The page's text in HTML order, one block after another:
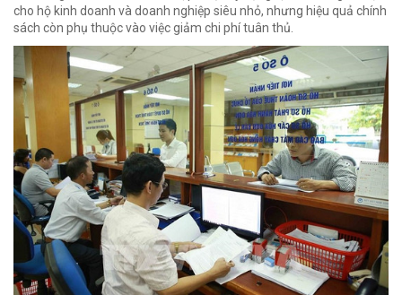
cho hộ kinh doanh và doanh nghiệp siêu nhỏ, nhưng hiệu quả chính
sách còn phụ thuộc vào việc giảm chi phí tuân thủ.